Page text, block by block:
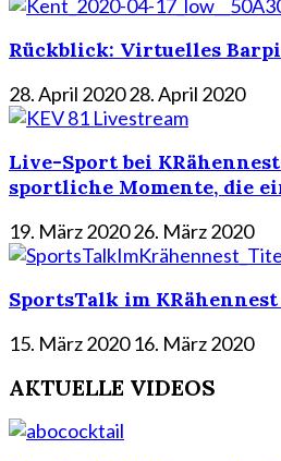
Rückblick: Virtuelles
28. April 202028. April 2020
Live-Sport bei
sportliche Momente, die
19. März 202026. März 2020
SportsTalk im
15. März 2020 16. März 2020
AKTUELLE VIDEOS